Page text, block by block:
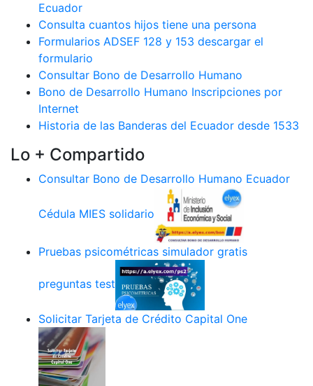
Ecuador
Consulta cuantos hijos tiene una persona
Formularios ADSEF 128 y 153 descargar el
formulario
Consultar Bono de Desarrollo Humano
Bono de Desarrollo Humano Inscripciones por
Internet
Historia de las Banderas del Ecuador desde 1533
Lo + Compartido
Consultar Bono de Desarrollo Humano Ecuador
Cédula MIES solidario
Pruebas psicométricas simulador gratis
preguntas test
Solicitar Tarjeta de Crédito Capital One